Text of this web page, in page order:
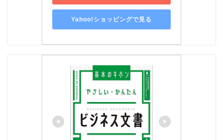
Yahoo!ショッピングで見る